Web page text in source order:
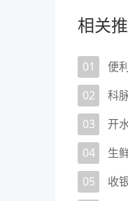
相关
01
02
科
03
开
04
生
05